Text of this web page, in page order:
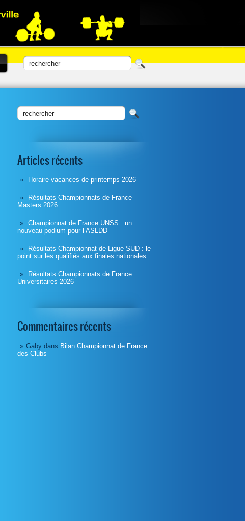
Articles récents
Horaire vacances de printemps 2026
Résultats Championnats de France
Masters 2026
Championnat de France UNSS : un
nouveau podium pour l’ASLDD
Résultats Championnat de Ligue SUD : le
point sur les qualifiés aux finales nationales
Résultats Championnats de France
Universitaires 2026
Commentaires récents
Gaby dans Bilan Championnat de France
des Clubs